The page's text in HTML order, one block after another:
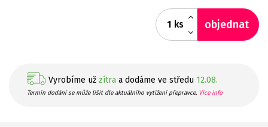
ks objednat
Vyrobíme už zítra a dodáme ve středu 12.08.
Termín dodání se může lišit dle aktuálního vytížení přepravce. Více info